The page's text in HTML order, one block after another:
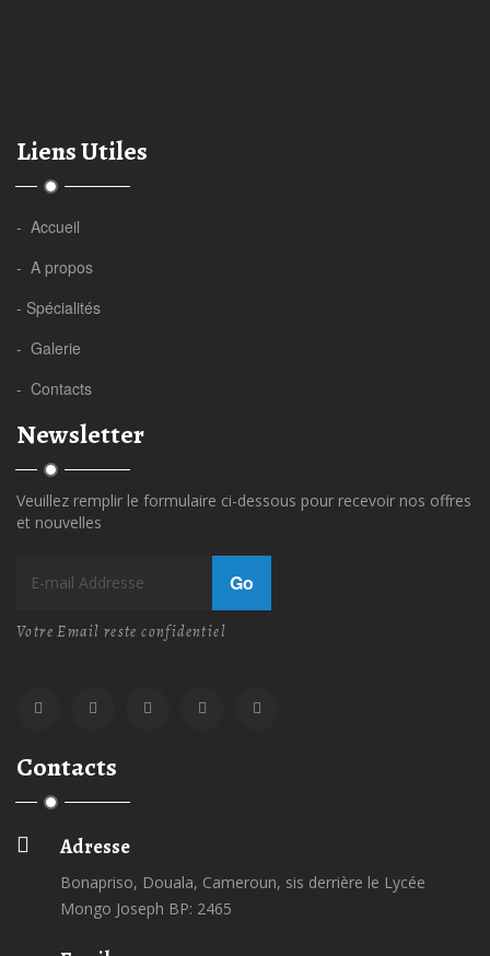
Liens Utiles
- Accueil
- A propos
- Spécialités
- Galerie
- Contacts
Newsletter
Veuillez remplir le formulaire ci-dessous pour recevoir nos offres
et nouvelles
Go
Votre Email reste confidentiel
Contacts
Adresse
Bonapriso, Douala, Cameroun, sis derrière le Lycée
Mongo Joseph BP: 2465